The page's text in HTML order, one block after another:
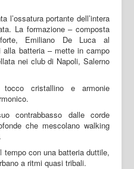
l’ossatura portante dell’intera
La formazione – composta
Emiliano De Luca al
alla batteria – mette in campo
nei club di Napoli, Salerno
cristallino e armonie
contrabbasso dalle corde
che mescolano walking
con una batteria duttile,
a ritmi quasi tribali.